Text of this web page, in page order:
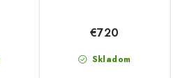
Skladom
€720